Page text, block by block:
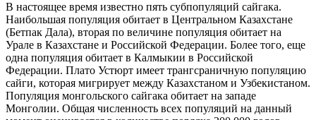
В настоящее время известно пять субпопуляций сайгака.
Наибольшая популяция обитает в Центральном Казахстане
(Бетпак Дала), вторая по величине популяция обитает на
Урале в Казахстане и Российской Федерации. Более того, еще
одна популяция обитает в Калмыкии в Российской
Федерации. Плато Устюрт имеет трангсраничную популяцию
сайги, которая мигрирует между Казахстаном и Узбекистаном.
Популяция монгольского сайгака обитает на западе
Монголии. Общая численность всех популяций на данный